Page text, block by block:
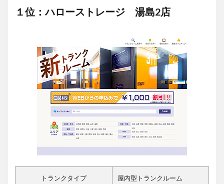
１位：ハローストレージ 湯島2店
トランクタイプ 屋内型トランクルーム